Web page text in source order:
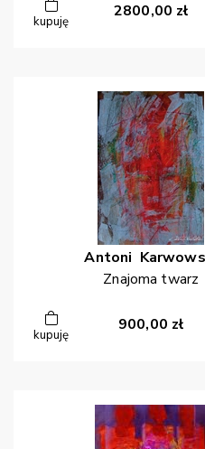
kupuję
2800,00 zł
Antoni
Znajoma twarz
kupuję
900,00 zł